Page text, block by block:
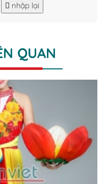
nhập lại
QUAN